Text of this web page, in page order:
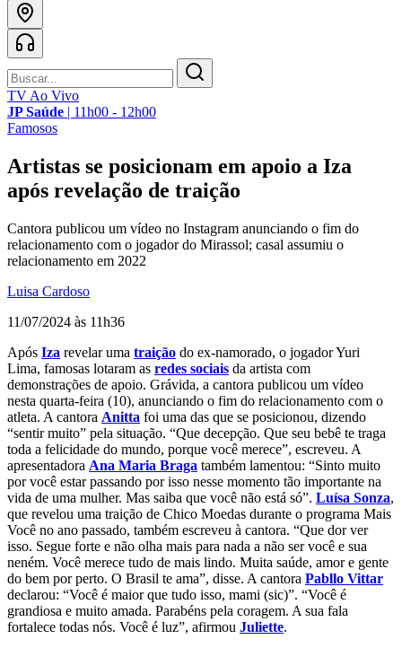
TV Ao Vivo
JP Saúde | 11h00 - 12h00
Famosos
Artistas se posicionam em apoio a Iza
após revelação de traição
Cantora publicou um vídeo no Instagram anunciando o fim do
relacionamento com o jogador do Mirassol; casal assumiu o
relacionamento em 2022
Luisa Cardoso
11/07/2024 às 11h36
Após Iza revelar uma traição do ex-namorado, o jogador Yuri
Lima, famosas lotaram as redes sociais da artista com
demonstrações de apoio. Grávida, a cantora publicou um vídeo
nesta quarta-feira (10), anunciando o fim do relacionamento com o
atleta. A cantora Anitta foi uma das que se posicionou, dizendo
“sentir muito” pela situação. “Que decepção. Que seu bebê te traga
toda a felicidade do mundo, porque você merece”, escreveu. A
apresentadora Ana Maria Braga também lamentou: “Sinto muito
por você estar passando por isso nesse momento tão importante na
vida de uma mulher. Mas saiba que você não está só”. Luísa Sonza,
que revelou uma traição de Chico Moedas durante o programa Mais
Você no ano passado, também escreveu à cantora. “Que dor ver
isso. Segue forte e não olha mais para nada a não ser você e sua
neném. Você merece tudo de mais lindo. Muita saúde, amor e gente
do bem por perto. O Brasil te ama”, disse. A cantora Pabllo Vittar
declarou: “Você é maior que tudo isso, mami (sic)”. “Você é
grandiosa e muito amada. Parabéns pela coragem. A sua fala
fortalece todas nós. Você é luz”, afirmou Juliette.